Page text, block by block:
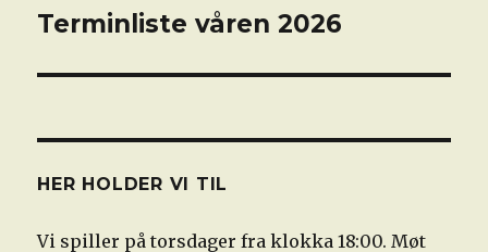
Neste
Terminliste våren 2026
HER HOLDER VI TIL
Vi spiller på torsdager fra klokka 18:00. Møt